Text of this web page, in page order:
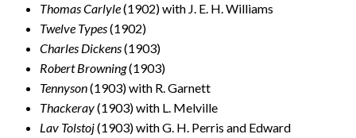
Thomas Carlyle(1902) with J. E. H. Williams
Twelve Types(1902)
Charles Dickens(1903)
Robert Browning(1903)
Tennyson(1903) with R. Garnett
Thackeray(1903) with L. Melville
Lav Tolstoj(1903) with G. H. Perris and Edward